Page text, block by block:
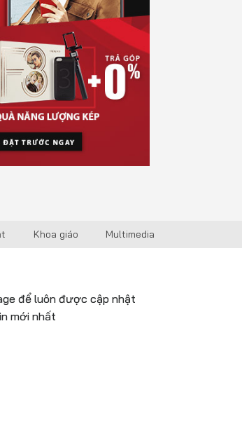
Khoa giáo Multimedia
để luôn được cập nhật
mới nhất